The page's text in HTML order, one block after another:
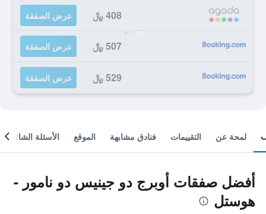
408 ﷼ عرض الصفقة
507 ﷼ عرض الصفقة
529 ﷼ عرض الصفقة
لمحة عن التقييمات فنادق مشابهة الموقع الأسئلة الشائعة
أفضل صفقات أوبرج دو جينيس دو نامور -
هوستل